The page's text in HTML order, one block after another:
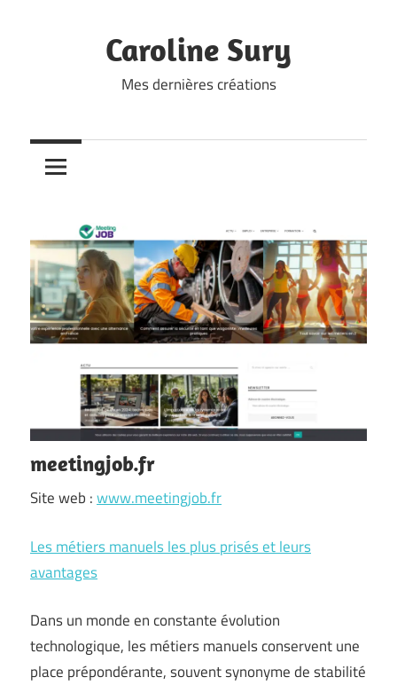
Caroline Sury
Mes dernières créations
meetingjob.fr
Site web :www.meetingjob.fr
Les métiers manuels les plus prisés et leurs
avantages
Dans un monde en constante évolution
technologique, les métiers manuels conservent une
place prépondérante, souvent synonyme de stabilité